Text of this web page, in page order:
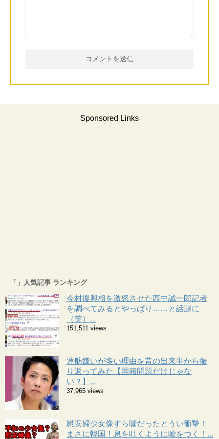
Sponsored Links
「」人気記事 ランキング
今村復興相を激怒させた西中誠一郎記者
を調べてみるとやっぱり……と話題に
（笑）...
151,511 views
蓮舫嫌いが多い理由を昔の出来事から振
り返ってみた【国籍問題だけじゃな
い？】...
37,965 views
慰安婦少女像すら嘘だったとうい衝撃！
まさに韓国！息を吐くように嘘をつく！...